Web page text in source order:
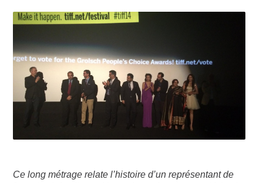
Ce long métrage relate l’histoire d’un représentant de